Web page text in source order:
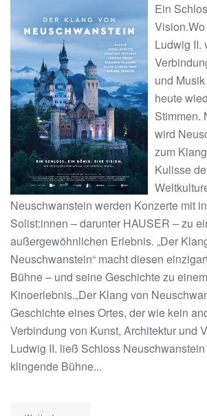
Ein
Ludwig II.
und
heute
Stimmen.
wird
zum
Kulisse
Neuschwanstein werden Konzerte mit
Solist:innen – darunter HAUSER – zu
außergewöhnlichen Erlebnis. „Der
Neuschwanstein“ macht diesen
Bühne – und seine Geschichte zu
Kinoerlebnis.„Der Klang von
Geschichte eines Ortes, der wie kein
Verbindung von Kunst, Architektur und
Ludwig II. ließ Schloss
klingende Bühne...